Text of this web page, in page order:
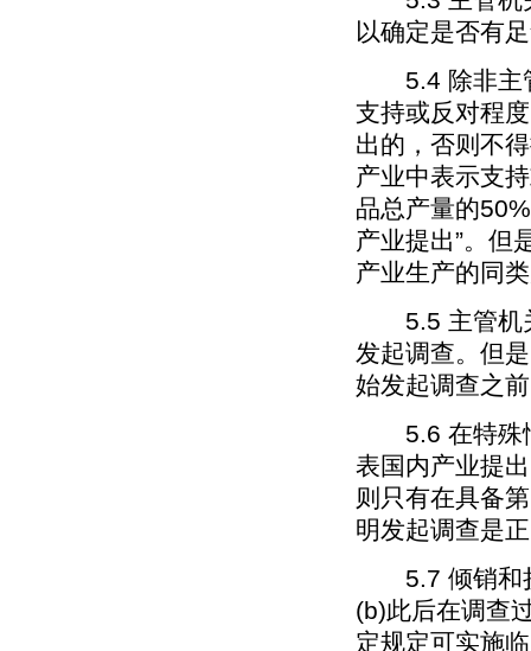
以确定是否有
5.4 除非主管
支持或反对程
出的，否则不
产业中表示支
品总产量的
产业提出”。但
产业生产的同
5.5 主管机关
发起调查。但
始发起调查之
5.6 在特殊情
表国内产业提
则只有在具备
明发起调查是
5.7 倾销和损
(b)此后在调查
定规定可实施